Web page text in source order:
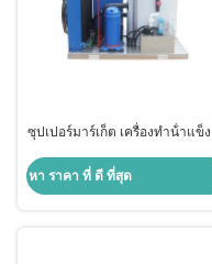
ซุปเปอร์มาร์เก็ต เครื่องทําน้ําแข็ง
1000 กิโลกรัม/วัน
หา ราคา ที่ ดี ที่สุด